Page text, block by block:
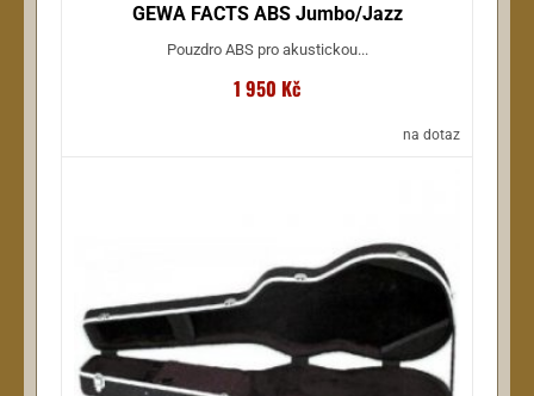
GEWA FACTS ABS Jumbo/Jazz
Pouzdro ABS pro akustickou...
1 950 Kč
na dotaz